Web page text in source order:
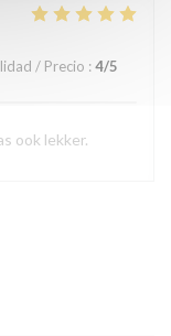
/ Precio :4/5
ook lekker.